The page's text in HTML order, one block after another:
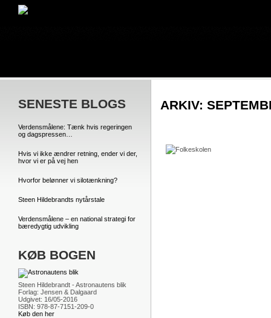
SENESTE BLOGS
Verdensmålene: Tænk hvis regeringen
og dagspressen…
Hvis vi ikke ændrer retning, ender vi der,
hvor vi er på vej hen
Hvorfor belønner vi silotænkning?
Steen Hildebrandts nytårstale
Verdensmålene – en national strategi for
bæredygtig udvikling
KØB BOGEN
Steen Hildebrandt - Astronautens blik
Forlag: Jensen & Dalgaard
Udgivet: 16/05-2016
ISBN: 978-87-7151-209-0
Køb den her
ARKIV: